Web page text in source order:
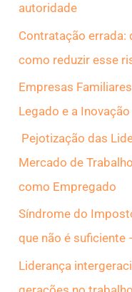
o
r
:
autoridade
Contratação errada:
como reduzir esse
Empresas
Legado e a Inovação
Pejotização das
Mercado de
como Empregado
Síndrome do
que não é
Liderança